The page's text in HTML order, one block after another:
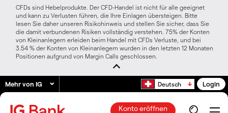
CFDs sind Hebelprodukte. Der CFD-Handel ist nicht für alle geeignet
und kann zu Verlusten führen, die Ihre Einlagen übersteigen. Bitte
lesen Sie daher unseren Risikohinweis und stellen Sie sicher, dass Sie
die damit verbundenen Risiken vollständig verstehen. 75% der Konten
von Kleinanlegern erleiden beim Handel mit CFDs Verluste, und bei
3.54 % der Konten von Kleinanlegern wurden in den letzten 12 Monaten
Positionen aufgrund von Margin Calls geschlossen.
Mehr von IG Deutsch Login
Konto eröffnen